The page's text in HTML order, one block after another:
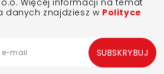
o.o. Więcej informacji na temat
danych znajdziesz w Polityce
SUBSKRYBUJ